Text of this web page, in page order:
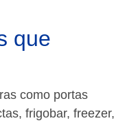
que
como portas
frigobar, freezer,